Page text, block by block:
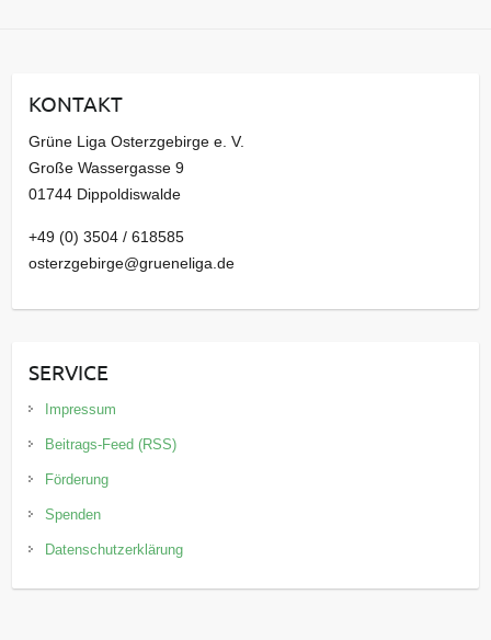
v
KONTAKT
Grüne Liga Osterzgebirge e. V.
Große Wassergasse 9
01744 Dippoldiswalde
+49 (0) 3504 / 618585
osterzgebirge@grueneliga.de
SERVICE
Impressum
Beitrags-Feed (RSS)
Förderung
Spenden
Datenschutzerklärung